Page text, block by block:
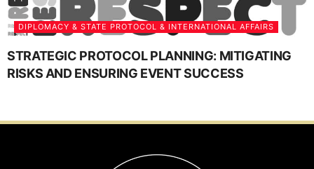
DIPLOMACY & STATE PROTOCOL & INTERNATIONAL AFFAIRS
STRATEGIC PROTOCOL PLANNING: MITIGATING
RISKS AND ENSURING EVENT SUCCESS